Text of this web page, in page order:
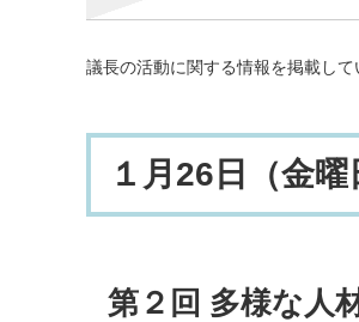
議長の活動に関する情報を掲載して
１月26日（金曜
第２回 多様な人